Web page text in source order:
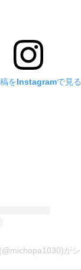
をInstagramで見る
が